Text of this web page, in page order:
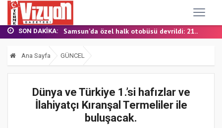
SON DAKIKA:
TERME MHP’DE KONGRE HEYECANI
YALI MAHALLESİ’NDE DOĞALGAZ İÇİN İLK KAZ...
Samsun’da özel halk otobüsü devrildi: 21...
FINDIK BAHÇESİNDE YANMIŞ HALDE ÖLÜ BULUN...
TERME MHP’DE KONGRE HEYECANI
Ana Sayfa GÜNCEL
Dünya ve Türkiye 1.’si hafızlar ve
İlahiyatçı Kıranşal Termeliler ile
buluşacak.